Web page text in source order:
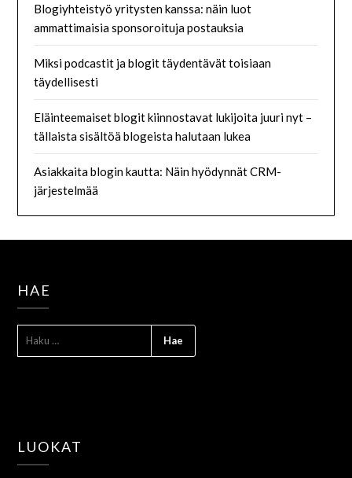
Blogiyhteistyö yritysten kanssa: näin luot
ammattimaisia sponsoroituja postauksia
Miksi podcastit ja blogit täydentävät toisiaan
täydellisesti
Eläinteemaiset blogit kiinnostavat lukijoita juuri nyt –
tällaista sisältöä blogeista halutaan lukea
Asiakkaita blogin kautta: Näin hyödynnät CRM-
järjestelmää
HAE
LUOKAT